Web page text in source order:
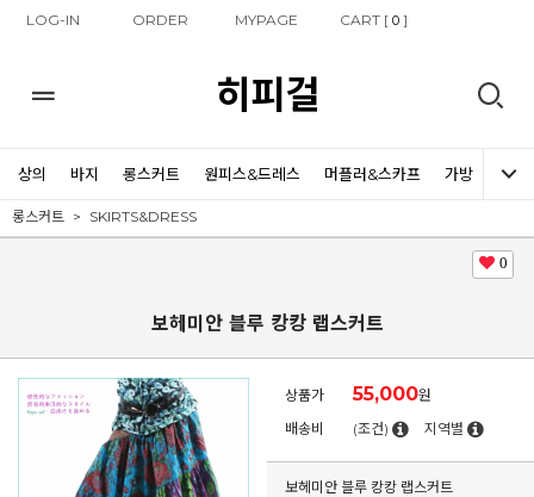
LOG-IN ORDER MYPAGE CART [0 ]
히피걸
상의 바지 롱스커트 원피스&드레스 머플러&스카프 가방 신발
롱스커트 SKIRTS&DRESS
0
보헤미안 블루 캉캉 랩스커트
상품가 55,000원
배송비
(조건) 지역별
보헤미안 블루 캉캉 랩스커트